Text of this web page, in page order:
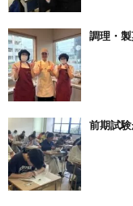
調理・
前期試験